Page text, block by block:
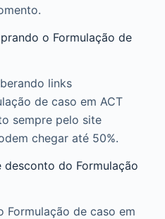
o Formulação de
links
de caso em ACT
sempre pelo site
chegar até 50%.
do Formulação
Formulação de caso em